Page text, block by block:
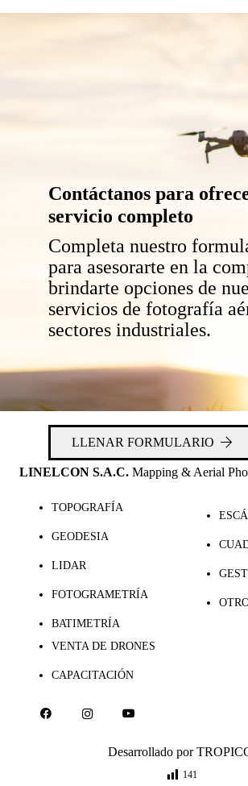
Contáctanos para
servicio completo
Completa nuestro
para asesorarte en la
brindarte opciones de
servicios de fotografía
sectores industriales.
LLENAR FORMULARIO
LINELCON S.A.C. Mapping & Aerial
TOPOGRAFÍA
GEODESIA
LIDAR
FOTOGRAMETRÍA
BATIMETRÍA
VENTA DE DRONES
CAPACITACIÓN
Desarrollado por
141